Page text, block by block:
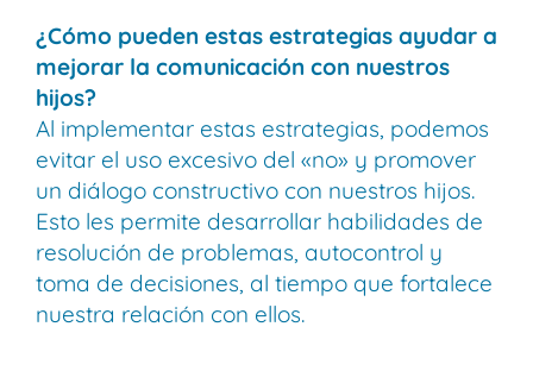
¿Cómo pueden estas estrategias ayudar a
mejorar la comunicación con nuestros
hijos?
Al implementar estas estrategias, podemos
evitar el uso excesivo del «no» y promover
un diálogo constructivo con nuestros hijos.
Esto les permite desarrollar habilidades de
resolución de problemas, autocontrol y
toma de decisiones, al tiempo que fortalece
nuestra relación con ellos.